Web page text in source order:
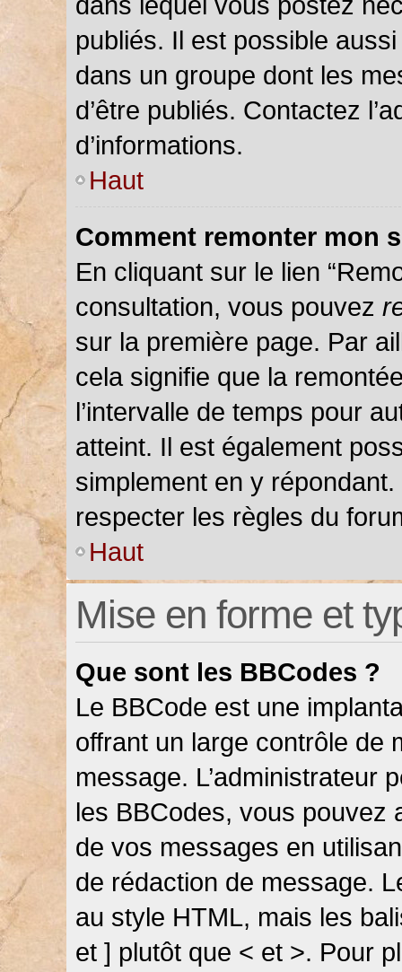
publiés. Il est possible
dans un groupe dont les
d’être publiés. Contactez
d’informations.
Haut
Comment remonter mon
En cliquant sur le lien
consultation, vous pouvez
sur la première page. Par
cela signifie que la
l’intervalle de temps pour
atteint. Il est également
simplement en y
respecter les règles du
Haut
Mise en forme et
Que sont les BBCodes ?
Le BBCode est une
offrant un large contrôle de
message. L’administrateur
les BBCodes, vous pouvez
de vos messages en
de rédaction de message.
au style HTML, mais les
et ] plutôt que < et >. Pour